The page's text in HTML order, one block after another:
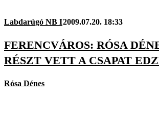
Labdarúgó NB I2009.07.20. 18:33
FERENCVÁROS: RÓSA
RÉSZT VETT A CSAPAT
Rósa Dénes